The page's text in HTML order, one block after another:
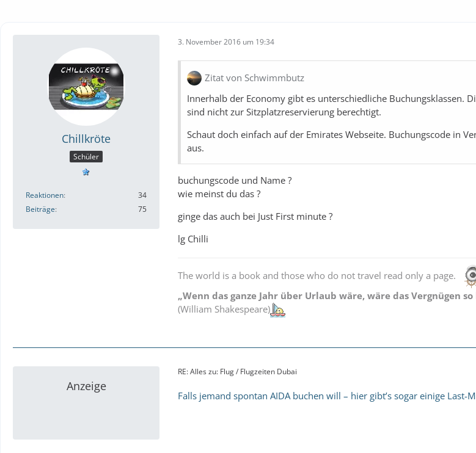
Chillkröte
Schüler
Reaktionen
34
Beiträge
75
3. November 2016 um 19:34
Zitat von Schwimmbutz
Innerhalb der Economy gibt es unterschiedliche Buchungsklassen.
sind nicht zur Sitzplatzreservierung berechtigt.
Schaut doch einfach auf der Emirates Webseite. Buchungscode in
aus.
buchungscode und Name ?
wie meinst du das ?
ginge das auch bei Just First minute ?
lg Chilli
The world is a book and those who do not travel read only a page.
„Wenn das ganze Jahr über Urlaub wäre, wäre das Vergnügen
(William Shakespeare)
Anzeige
RE: Alles zu: Flug / Flugzeiten Dubai
Falls jemand spontan AIDA buchen will – hier gibt’s sogar einige Last-